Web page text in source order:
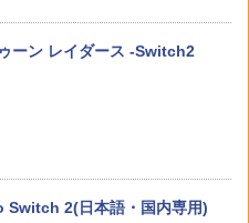
ELDEN RING／PS5
！抽選で最大全額ポイントバ
ーン レイダース -Switch2
Switch 2(日本語・国内専用)